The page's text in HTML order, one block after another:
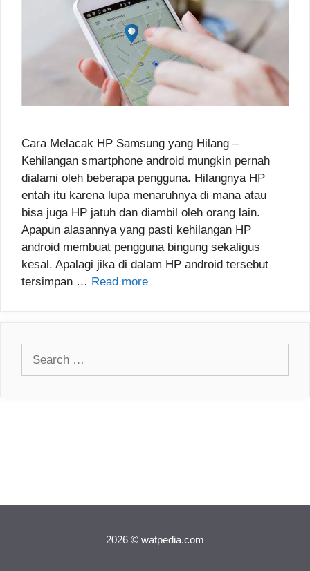
Cara Melacak HP Samsung yang Hilang –
Kehilangan smartphone android mungkin pernah
dialami oleh beberapa pengguna. Hilangnya HP
entah itu karena lupa menaruhnya di mana atau
bisa juga HP jatuh dan diambil oleh orang lain.
Apapun alasannya yang pasti kehilangan HP
android membuat pengguna bingung sekaligus
kesal. Apalagi jika di dalam HP android tersebut
tersimpan … Read more
2026 © watpedia.com